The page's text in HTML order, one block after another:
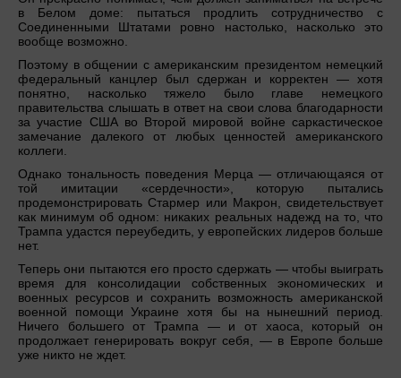
в Белом доме: пытаться продлить сотрудничество с
Соединенными Штатами ровно настолько, насколько это
вообще возможно.
Поэтому в общении с американским президентом немецкий
федеральный канцлер был сдержан и корректен — хотя
понятно, насколько тяжело было главе немецкого
правительства слышать в ответ на свои слова благодарности
за участие США во Второй мировой войне саркастическое
замечание далекого от любых ценностей американского
коллеги.
Однако тональность поведения Мерца — отличающаяся от
той имитации «сердечности», которую пытались
продемонстрировать Стармер или Макрон, свидетельствует
как минимум об одном: никаких реальных надежд на то, что
Трампа удастся переубедить, у европейских лидеров больше
нет.
Теперь они пытаются его просто сдержать — чтобы выиграть
время для консолидации собственных экономических и
военных ресурсов и сохранить возможность американской
военной помощи Украине хотя бы на нынешний период.
Ничего большего от Трампа — и от хаоса, который он
продолжает генерировать вокруг себя, — в Европе больше
уже никто не ждет.